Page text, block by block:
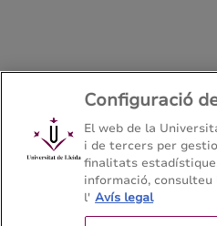
Configuració
El web de la
i de tercers per
finalitats
informació,
l' Avís legal